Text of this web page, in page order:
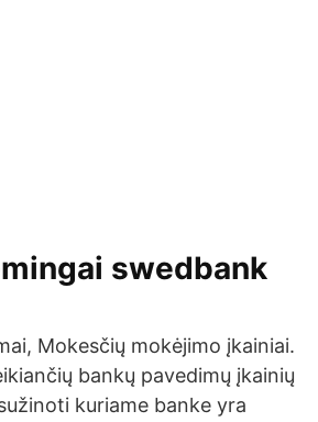
swedbank
Mokesčių mokėjimo įkainiai.
bankų pavedimų įkainių
kuriame banke yra